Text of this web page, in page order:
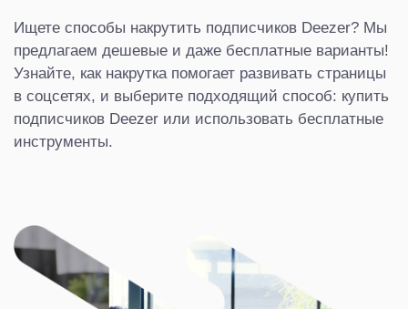
Ищете способы накрутить подписчиков Deezer? Мы
предлагаем дешевые и даже бесплатные варианты!
Узнайте, как накрутка помогает развивать страницы
в соцсетях, и выберите подходящий способ: купить
подписчиков Deezer или использовать бесплатные
инструменты.